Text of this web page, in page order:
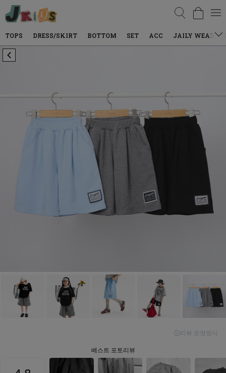
검색
DRESS/SKIRT BOTTOM SET ACC JAILY WEAR DENIM